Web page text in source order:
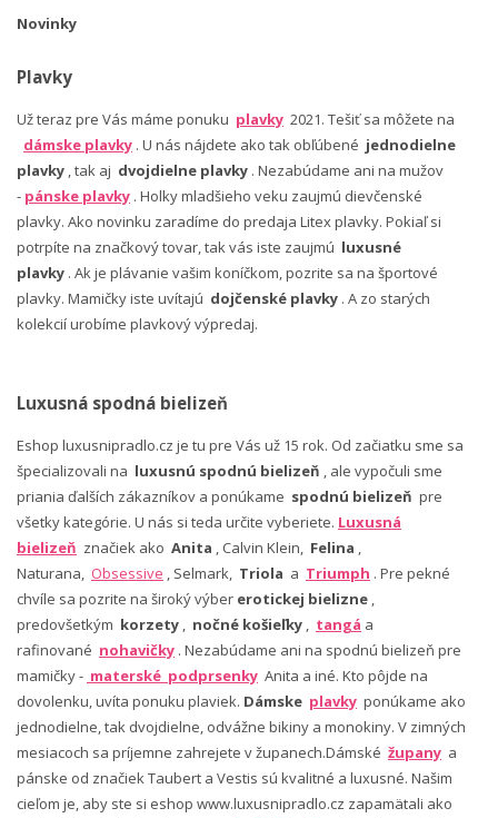
Novinky
Plavky
Už teraz pre Vás máme ponuku plavky 2021. Tešiť sa môžete na
dámske plavky . U nás nájdete ako tak obľúbené jednodielne
plavky , tak aj dvojdielne plavky . Nezabúdame ani na mužov
- pánske plavky . Holky mladšieho veku zaujmú dievčenské
plavky. Ako novinku zaradíme do predaja Litex plavky. Pokiaľ si
potrpíte na značkový tovar, tak vás iste zaujmú luxusné
plavky . Ak je plávanie vašim koníčkom, pozrite sa na športové
plavky. Mamičky iste uvítajú dojčenské plavky . A zo starých
kolekcií urobíme plavkový výpredaj.
Luxusná spodná bielizeň
Eshop luxusnipradlo.cz je tu pre Vás už 15 rok. Od začiatku sme sa
špecializovali na luxusnú spodnú bielizeň , ale vypočuli sme
priania ďalších zákazníkov a ponúkame spodnú bielizeň pre
všetky kategórie. U nás si teda určite vyberiete. Luxusná
bielizeň značiek ako Anita , Calvin Klein, Felina ,
Naturana, Obsessive , Selmark, Triola a Triumph . Pre pekné
chvíle sa pozrite na široký výber erotickej bielizne ,
predovšetkým korzety , nočné košieľky , tangá a
rafinované nohavičky . Nezabúdame ani na spodnú bielizeň pre
mamičky - materské podprsenky Anita a iné. Kto pôjde na
dovolenku, uvíta ponuku plaviek. Dámske plavky ponúkame ako
jednodielne, tak dvojdielne, odvážne bikiny a monokiny. V zimných
mesiacoch sa príjemne zahrejete v županech.Dámské župany a
pánske od značiek Taubert a Vestis sú kvalitné a luxusné. Našim
cieľom je, aby ste si eshop www.luxusnipradlo.cz zapamätali ako